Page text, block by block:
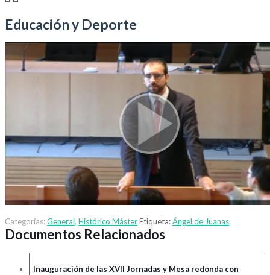
Educación y Deporte
Categorías:General, Histórico MásterEtiqueta:Ángel de Juanas
Documentos Relacionados
Inauguración de las XVII Jornadas y Mesa redonda con